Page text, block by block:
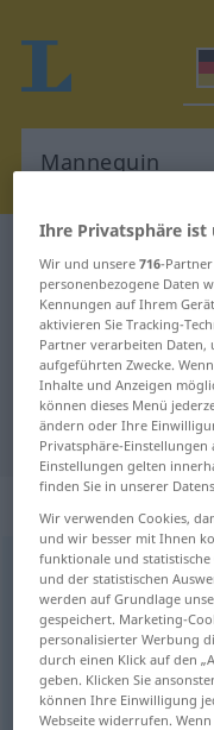
Deutsch-
für
"Mannequin"
Übersetzung
Mannequin [ˈmanəkɛ̃]
Übersicht aller
(Für mehr Details die
manechin
Ihre Privatsphäre ist
Wir und unsere716-
personenbezogene Daten
Kennungen auf Ihrem
aktivieren Sie Tracking-
Partner verarbeiten Daten,
aufgeführten Zwecke.
Inhalte und Anzeigen
können dieses Menü
ändern oder Ihre
Privatsphäre-Einstellungen
Einstellungen gelten
finden Sie in unserer
Wir verwenden Cookies,
und wir besser mit Ihnen
funktionale und
und der statistischen
werden auf Grundlage
gespeichert. Marketing-
personalisierter Werbung
durch einen Klick auf den
geben. Klicken Sie
können Ihre Einwilligung
Webseite widerrufen.